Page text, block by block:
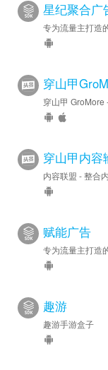
星纪聚合广
专为流量主打造
穿山甲
穿山甲 GroMore
穿山甲内容
内容联盟 - 整合
赋能广告
专为流量主打造
趣游
趣游手游盒子